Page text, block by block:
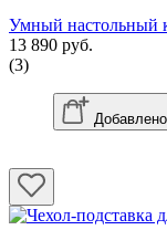
Умный настольный
13 890 руб.
(3)